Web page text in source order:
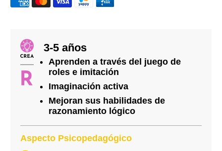
3-5 años
Aprenden a través del juego de
roles e imitación
Imaginación activa
Mejoran sus habilidades de
razonamiento lógico
Aspecto Psicopedagógico